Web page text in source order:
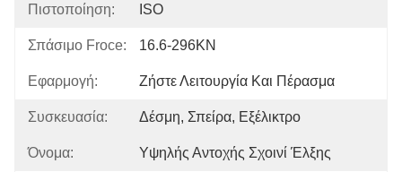
Πιστοποίηση: ISO
Σπάσιμο Froce: 16.6-296KN
Εφαρμογή: Ζήστε Λειτουργία Και Πέρασμα
Συσκευασία: Δέσμη, Σπείρα, Εξέλικτρο
Όνομα: Υψηλής Αντοχής Σχοινί Έλξης